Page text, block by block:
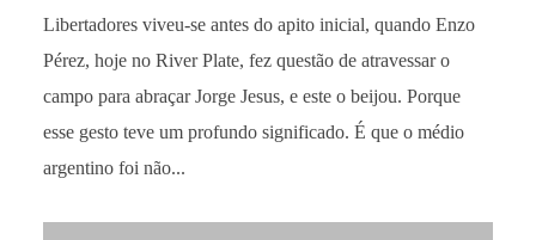
Libertadores viveu-se antes do apito inicial, quando Enzo
Pérez, hoje no River Plate, fez questão de atravessar o
campo para abraçar Jorge Jesus, e este o beijou. Porque
esse gesto teve um profundo significado. É que o médio
argentino foi não...